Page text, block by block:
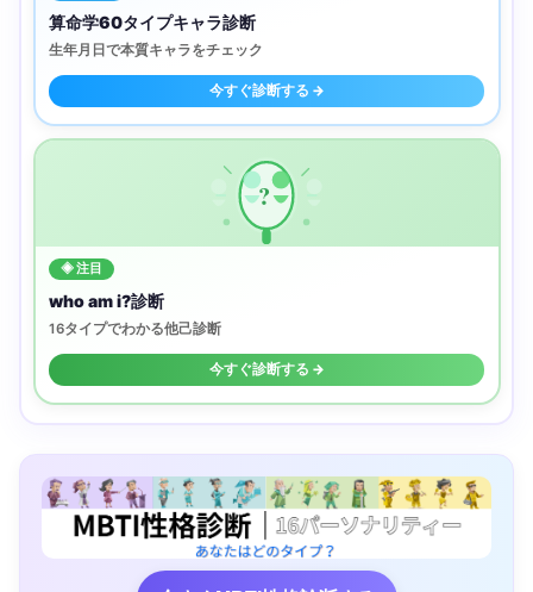
算命学60タイプキャラ診断
生年月日で本質キャラをチェック
今すぐ診断する →
?
◈ 注目
who am i?診断
16タイプでわかる他己診断
今すぐ診断する →